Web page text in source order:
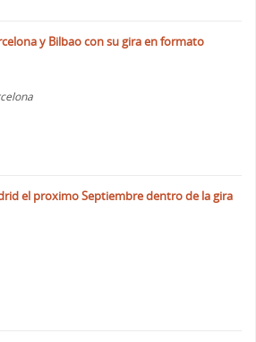
y Bilbao con su gira en formato
el proximo Septiembre dentro de la gira